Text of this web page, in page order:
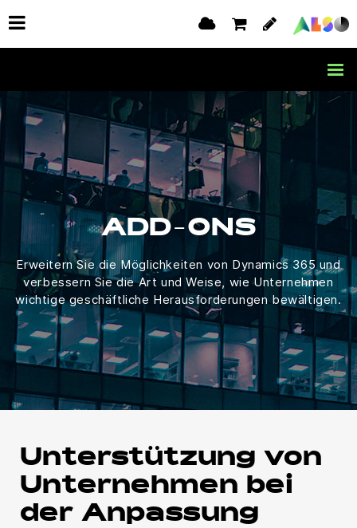
ADD-ONS
Erweitern Sie die Möglichkeiten von Dynamics 365 und
verbessern Sie die Art und Weise, wie Unternehmen
wichtige geschäftliche Herausforderungen bewältigen.
Unterstützung von
Unternehmen bei
der Anpassung